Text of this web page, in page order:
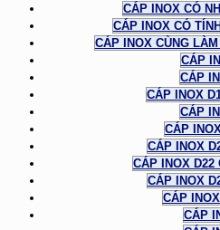
CÁP INOX CÓ
CÁP INOX CÓ
CÁP INOX CÙNG
CÁP
CÁP
CÁP INOX
CÁP
CÁP
CÁP INOX
CÁP INOX D22
CÁP INOX
CÁP
CÁP